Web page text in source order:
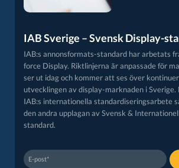
IAB Sverige – Svensk Display-
IAB:s annonsformats-standard har arbetats
force Display. Riktlinjerna är anpassade för
ser ut idag och kommer att ses över
utvecklingen av display-marknaden i Sverige.
IAB:s internationella standardiseringsarbete
den andra upplagan av Svensk &
standard.